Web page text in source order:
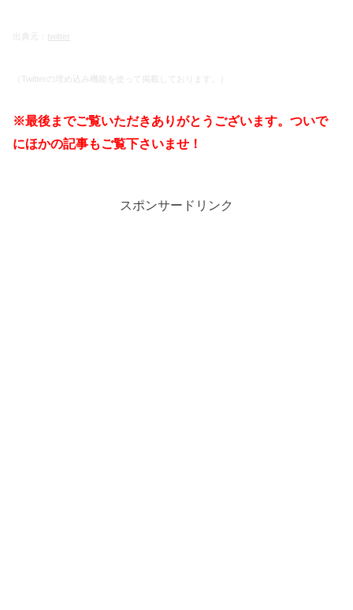
出典元： twitter
（Twitterの埋め込み機能を使って掲載しております。）
※最後までご覧いただきありがとうございます。ついで
にほかの記事もご覧下さいませ！
スポンサードリンク